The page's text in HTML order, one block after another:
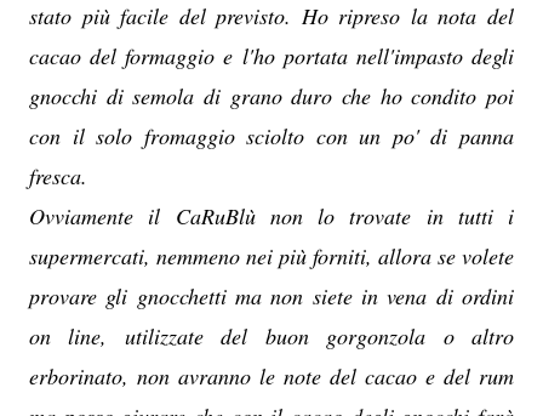
stato più facile del previsto. Ho ripreso la nota del
cacao del formaggio e l'ho portata nell'impasto degli
gnocchi di semola di grano duro che ho condito poi
con il solo fromaggio sciolto con un po' di panna
fresca.
Ovviamente il CaRuBlù non lo trovate in tutti i
supermercati, nemmeno nei più forniti, allora se volete
provare gli gnocchetti ma non siete in vena di ordini
on line, utilizzate del buon gorgonzola o altro
erborinato, non avranno le note del cacao e del rum